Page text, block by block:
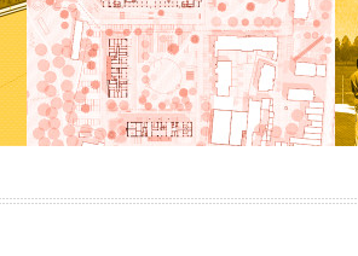
Élaboration d’un masterplan et
réaménagement des espaces publics
du site Esseghem dans le cadre du
contrat de quartier durable Magritte
En savoir +